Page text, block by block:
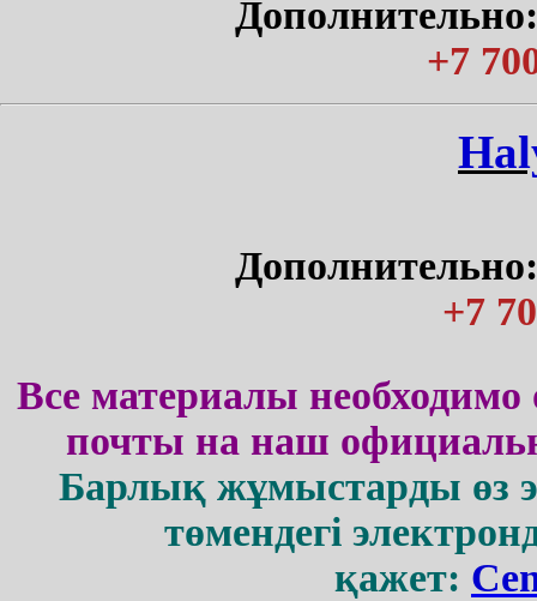
+7
+7
Все материалы необходимо
почты на наш
Барлық жұмыстарды өз
төмендегі
қажет: